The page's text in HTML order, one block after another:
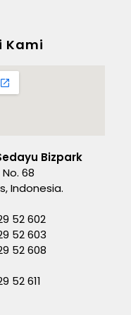
Kami
Bizpark
No. 68
Indonesia.
52 602
52 603
52 608
52 611